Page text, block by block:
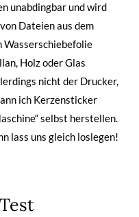
unabdingbar und wird
Dateien aus dem
Holz oder Glas
nicht der Drucker,
ich Kerzensticker
selbst herstellen.
lass uns gleich loslegen!